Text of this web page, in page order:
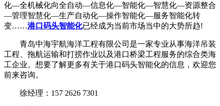
化—全机械化向全自动—信息化—智能化—智慧化—资源整合
—管理智慧化—生产自动化—操作智能化—服务智能化转
变……港口码头智能化已经成为当前市场当中的大势所趋!
青岛中海宇航海洋工程有限公司是一家专业从事海洋吊装
工程、拖航运输和打捞作业以及港口桥梁工程服务的综合类海
工企业。想要了解更多有关于港口码头智能化的信息，欢迎您
前来咨询。
徐经理：157 2626 7301